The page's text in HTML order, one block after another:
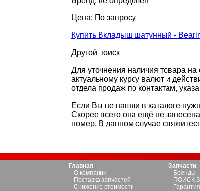
Цена: По запросу
Купить Вкладыш шатунный -
Другой поиск
Для уточнения наличия товара на
актуальному курсу валют и
отдела продаж по контактам,
Если Вы не нашли в каталоге
Скорее всего она ещё не
номер. В данном случае
Главная
О компании
Поставка запчастей
Снижение стоимости
Запчасти
Бренды
ПОИСК
Гарантия